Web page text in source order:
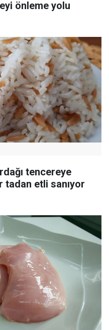
önleme yolu
tencereye
tadan etli sanıyor